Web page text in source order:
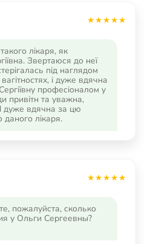
лікаря, як
Звертаюся до неї
під наглядом
і дуже вдячна
професіоналом у
привітн та уважна,
дуже вдячна за цю
лікаря.
пожалуйста, сколько
у Ольги Сергеевны?